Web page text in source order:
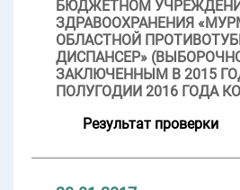
БЮДЖЕТНОМ
ЗДРАВООХРАНЕНИЯ
ОБЛАСТНОЙ
ДИСПАНСЕР»
ЗАКЛЮЧЕННЫМ В 2015
ПОЛУГОДИИ 2016 ГОДА
Результат проверки